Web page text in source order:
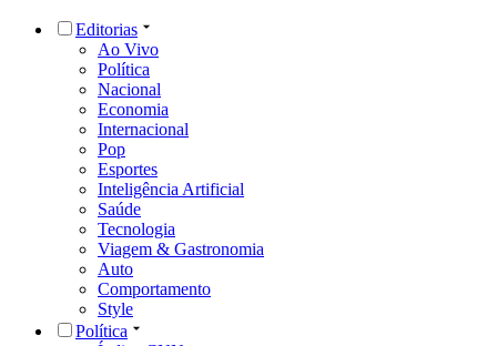
Editorias
Ao Vivo
Política
Nacional
Economia
Internacional
Pop
Esportes
Inteligência Artificial
Saúde
Tecnologia
Viagem & Gastronomia
Auto
Comportamento
Style
Política